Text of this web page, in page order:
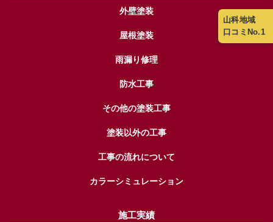
山科地域
口コミNo.1
外壁塗装
屋根塗装
雨漏り修理
防水工事
その他の塗装工事
塗装以外の工事
工事の流れについて
カラーシミュレーション
施工実績